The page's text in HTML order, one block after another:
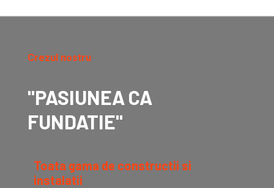
Crezul nostru
"PASIUNEA CA
FUNDATIE"
Toata gama de constructii si
instalatii